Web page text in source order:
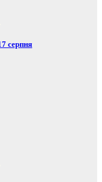
серпня